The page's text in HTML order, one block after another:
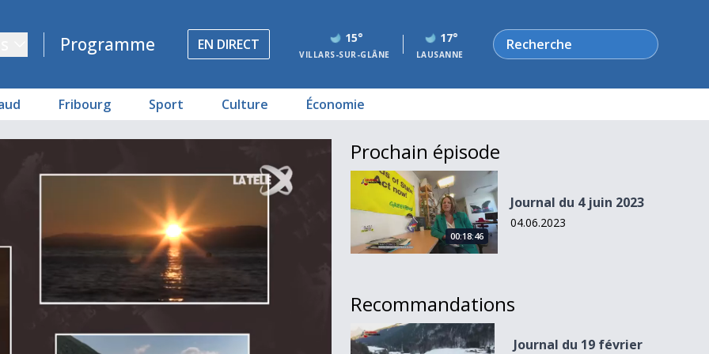
Programme EN DIRECT 15°
VILLARS-SUR-GLÂNE
17°
LAUSANNE
Rechercher
Fribourg Sport Culture Économie
Prochain épisode
Journal du 4 juin 2023
00:18:46
Journal du 4 juin 2023
04.06.2023
Recommandations
Journal du 19 février 2023
Journal du 19 février